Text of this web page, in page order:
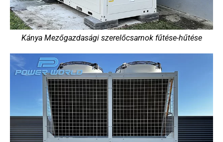
Kánya Mezőgazdasági szerelőcsarnok fűtése-hűtése